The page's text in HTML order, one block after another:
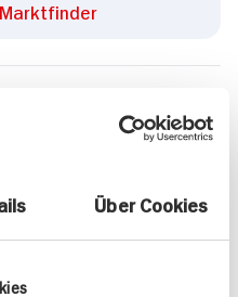
Über Cookies